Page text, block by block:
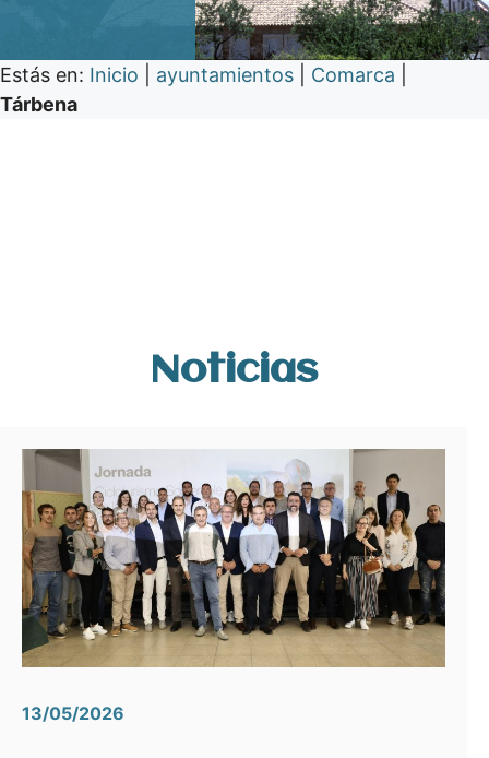
Estás en: Inicio ayuntamientos Comarca
Tárbena
Noticias
13/05/2026